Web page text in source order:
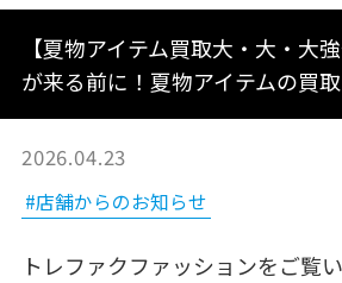
【夏物アイテム買取大・大・大
が来る前に！夏物アイテムの買
2026.04.23
#店舗からのお知らせ
トレファクファッションをご覧